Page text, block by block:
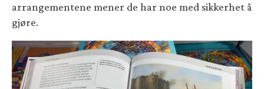
arrangementene mener de har noe med sikkerhet å
gjøre.